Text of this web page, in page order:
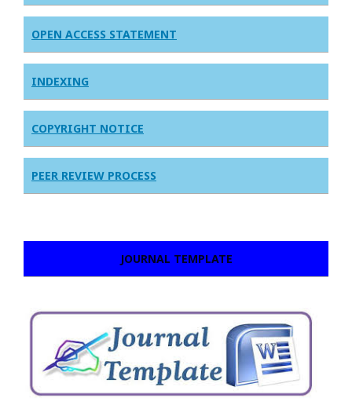
OPEN ACCESS STATEMENT
INDEXING
COPYRIGHT NOTICE
PEER REVIEW PROCESS
JOURNAL TEMPLATE